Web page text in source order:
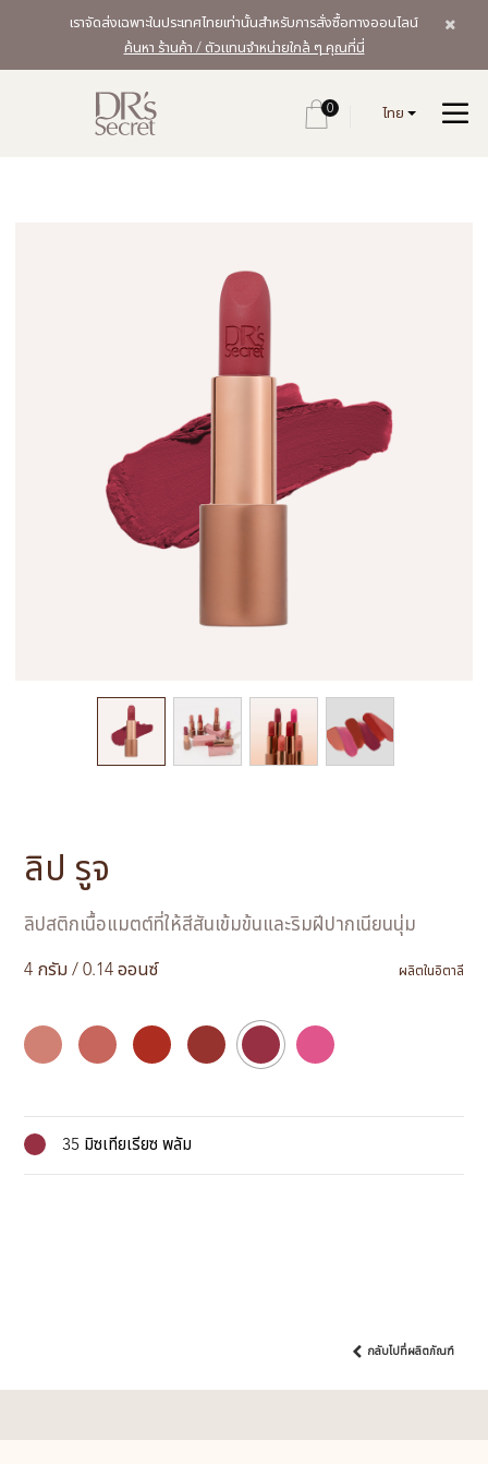
เราจัดส่งเฉพาะในประเทศไทยเท่านั้นสำหรับการสั่งซื้อทางออนไลน์
ค้นหา ร้านค้า / ตัวแทนจำหน่ายใกล้ ๆ คุณที่นี่
0 ไทย
ลิป รูจ
ลิปสติกเนื้อแมตต์ที่ให้สีสันเข้มข้นและริมฝีปากเนียนนุ่ม
4 กรัม / 0.14 ออนซ์ ผลิตในอิตาลี
35 มิซเทียเรียซ พลัม
กลับไปที่ผลิตภัณฑ์